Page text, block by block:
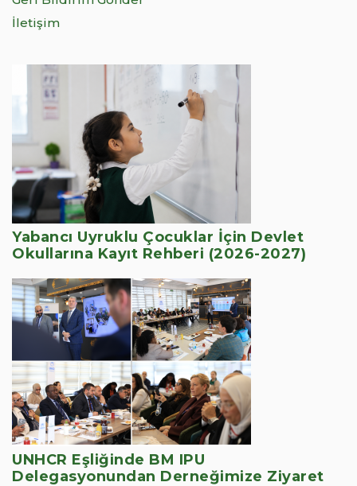
İletişim
Yabancı Uyruklu Çocuklar İçin Devlet
Okullarına Kayıt Rehberi (2026-2027)
UNHCR Eşliğinde BM IPU
Delegasyonundan Derneğimize Ziyaret